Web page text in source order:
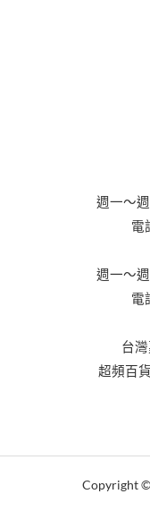
週一～
電
週一～
電
台
超頻百
Copyright ©